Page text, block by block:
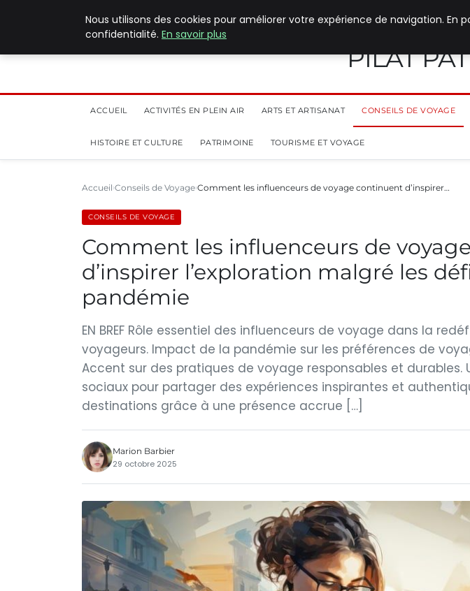
PILAT
ACCUEIL ACTIVITÉS EN PLEIN AIR ARTS ET ARTISANAT CONSEILS DE VOYAGE
HISTOIRE ET CULTURE PATRIMOINE TOURISME ET VOYAGE
Accueil Conseils de Voyage Comment les influenceurs de voyage continuent d’inspirer…
CONSEILS DE VOYAGE
Comment les influenceurs de
d’inspirer l’exploration malgré les
pandémie
EN BREF Rôle essentiel des influenceurs de voyage dans la
voyageurs. Impact de la pandémie sur les préférences de
Accent sur des pratiques de voyage responsables et durables.
sociaux pour partager des expériences inspirantes et
destinations grâce à une présence accrue […]
Marion Barbier
29 octobre 2025
Nous utilisons des cookies pour améliorer votre expérience de navigation. En
confidentialité. En savoir plus